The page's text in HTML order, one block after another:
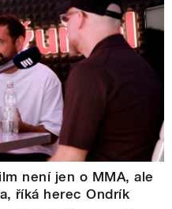
není jen o MMA, ale
říká herec Ondrík